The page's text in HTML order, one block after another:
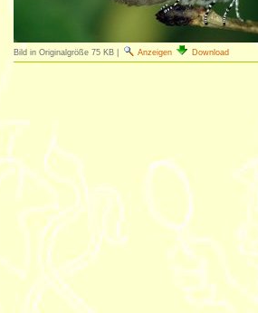
Bild in Originalgröße 75 KB Anzeigen Download